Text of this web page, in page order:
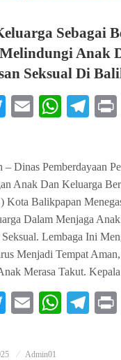
Sebagai
Anak
Seksual Di
Twitter
Email
– Dinas Pemberdayaan
Anak Dan Keluarga
Balikpapan
Dalam Menjaga
Seksual. Lembaga Ini
Menjadi Tempat
Merasa Takut.
Twitter
Email
Admin01